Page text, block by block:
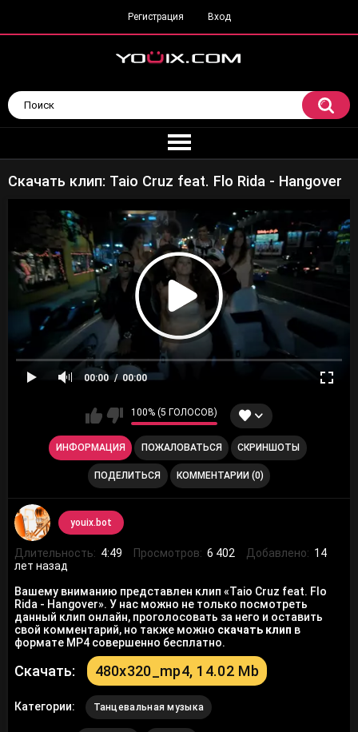
Регистрация Вход
Скачать клип: Taio Cruz feat. Flo Rida - Hangover
00:00 00:00
100% (5 ГОЛОСОВ)
ИНФОРМАЦИЯ ПОЖАЛОВАТЬСЯ СКРИНШОТЫ
ПОДЕЛИТЬСЯ КОММЕНТАРИИ (0)
youix.bot
Длительность: 4:49 Просмотров: 6 402 Добавлено: 14
лет назад
Вашему вниманию представлен клип «Taio Cruz feat. Flo
Rida - Hangover». У нас можно не только посмотреть
данный клип онлайн, проголосовать за него и оставить
свой комментарий, но также можно скачать клип в
формате MP4 совершенно бесплатно.
Скачать: 480x320_mp4, 14.02 Mb
Категории: Танцевальная музыка